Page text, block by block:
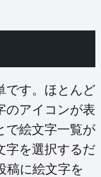
です。ほとんど
のアイコンが表
で絵文字一覧が
字を選択するだ
稿に絵文字を